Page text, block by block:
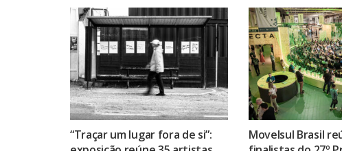
“Traçar um lugar fora de si”:
Movelsul Brasil